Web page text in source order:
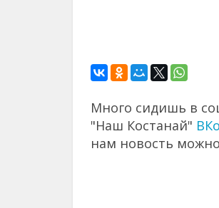
Много сидишь в
"Наш Костанай"
нам новость